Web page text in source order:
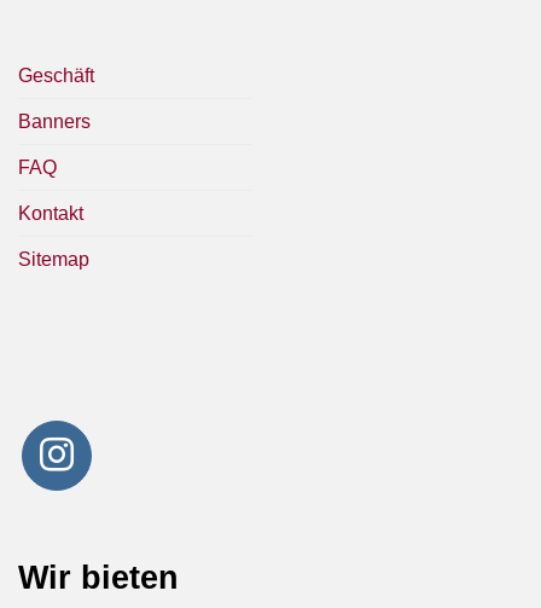
Geschäft
Banners
FAQ
Kontakt
Sitemap
Wir bieten